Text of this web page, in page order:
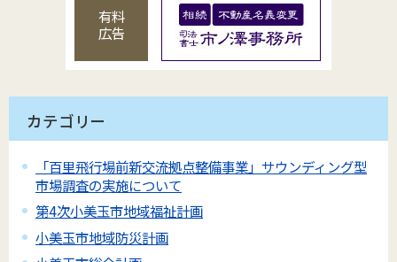
有料
広告
カテゴリー
「百里飛行場前新交流拠点整備事業」サウンディング型
市場調査の実施について
第4次小美玉市地域福祉計画
小美玉市地域防災計画